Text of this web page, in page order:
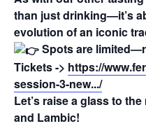
than just drinking—it’s
evolution of an iconic
Spots are
Tickets -> https://
session-3-new.../
Let’s raise a glass to
and Lambic!